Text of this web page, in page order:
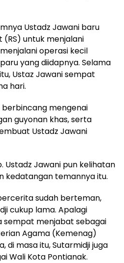
Ustadz Jawani baru
(RS) untuk menjalani
operasi kecil
yang diidapnya. Selama
Ustaz Jawani sempat
hari.
mengenai
guyonan khas, serta
Ustadz Jawani
Ustadz Jawani pun kelihatan
kedatangan temannya itu.
sudah berteman,
cukup lama. Apalagi
sempat menjabat sebagai
Agama (Kemenag)
di masa itu, Sutarmidji juga
Wali Kota Pontianak.